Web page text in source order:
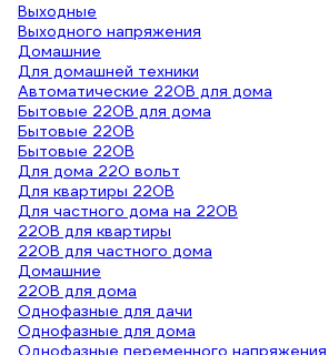
Выходные
Выходного напряжения
Домашние
Для домашней техники
Автоматические 220В для дома
Бытовые 220В для дома
Бытовые 220В
Бытовые 220В
Для дома 220 вольт
Для квартиры 220В
Для частного дома на 220В
220В для квартиры
220В для частного дома
Домашние
220В для дома
Однофазные для дачи
Однофазные для дома
Однофазные переменного напряжения